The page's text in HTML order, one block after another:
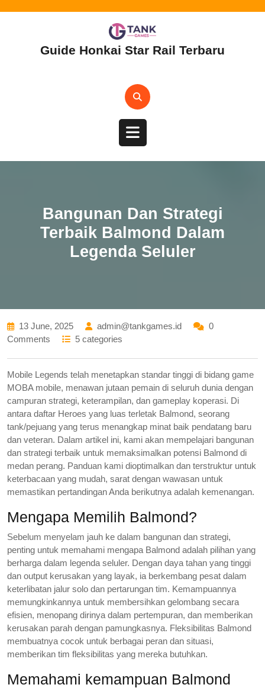
Guide Honkai Star Rail Terbaru
Bangunan Dan Strategi
Terbaik Balmond Dalam
Legenda Seluler
13 June, 2025 admin@tankgames.id
0
Comments
5 categories
Mobile Legends telah menetapkan standar tinggi di bidang game
MOBA mobile, menawan jutaan pemain di seluruh dunia dengan
campuran strategi, keterampilan, dan gameplay koperasi. Di
antara daftar Heroes yang luas terletak Balmond, seorang
tank/pejuang yang terus menangkap minat baik pendatang baru
dan veteran. Dalam artikel ini, kami akan mempelajari bangunan
dan strategi terbaik untuk memaksimalkan potensi Balmond di
medan perang. Panduan kami dioptimalkan dan terstruktur untuk
keterbacaan yang mudah, sarat dengan wawasan untuk
memastikan pertandingan Anda berikutnya adalah kemenangan.
Mengapa Memilih Balmond?
Sebelum menyelam jauh ke dalam bangunan dan strategi,
penting untuk memahami mengapa Balmond adalah pilihan yang
berharga dalam legenda seluler. Dengan daya tahan yang tinggi
dan output kerusakan yang layak, ia berkembang pesat dalam
keterlibatan jalur solo dan pertarungan tim. Kemampuannya
memungkinkannya untuk membersihkan gelombang secara
efisien, menopang dirinya dalam pertempuran, dan memberikan
kerusakan parah dengan pamungkasnya. Fleksibilitas Balmond
membuatnya cocok untuk berbagai peran dan situasi,
memberikan tim fleksibilitas yang mereka butuhkan.
Memahami kemampuan Balmond